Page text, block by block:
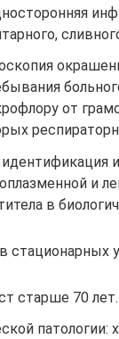
от
и
в
стационарных
старше 70 лет.
патологии: